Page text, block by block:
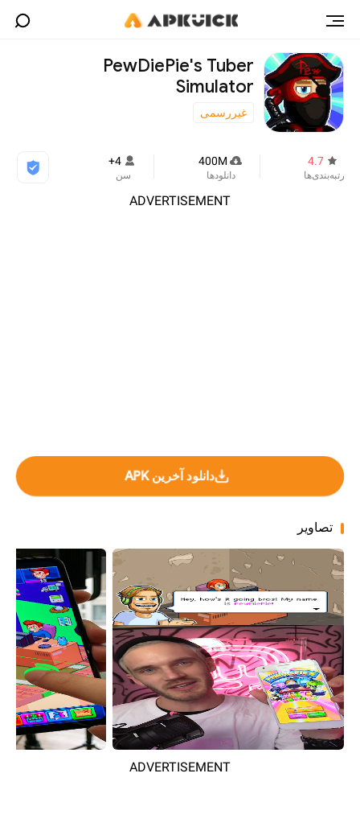
PewDiePie's Tuber
Simulator
غیررسمی
4.7
رتبه‌بندی‌ها
400M
دانلودها
4+
سن
ADVERTISEMENT
دانلود آخرین APK
تصاویر
ADVERTISEMENT